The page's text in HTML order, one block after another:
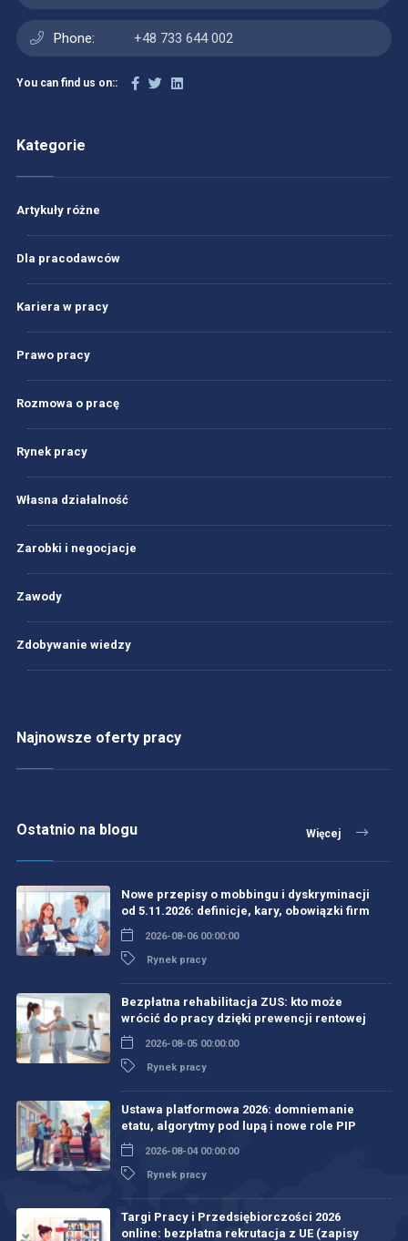
Phone: +48 733 644 002
You can find us on::
Kategorie
Artykuły różne
Dla pracodawców
Kariera w pracy
Prawo pracy
Rozmowa o pracę
Rynek pracy
Własna działalność
Zarobki i negocjacje
Zawody
Zdobywanie wiedzy
Najnowsze oferty pracy
Ostatnio na blogu Więcej
Nowe przepisy o mobbingu i dyskryminacji
od 5.11.2026: definicje, kary, obowiązki firm
2026-08-06 00:00:00
Rynek pracy
Bezpłatna rehabilitacja ZUS: kto może
wrócić do pracy dzięki prewencji rentowej
2026-08-05 00:00:00
Rynek pracy
Ustawa platformowa 2026: domniemanie
etatu, algorytmy pod lupą i nowe role PIP
2026-08-04 00:00:00
Rynek pracy
Targi Pracy i Przedsiębiorczości 2026
online: bezpłatna rekrutacja z UE (zapisy